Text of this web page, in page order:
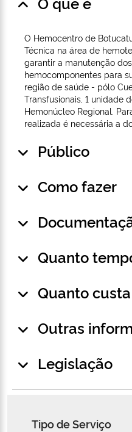
O Hemocentro de
Técnica na área de
garantir a manutenção
hemocomponentes para
região de saúde - pólo
Transfusionais, 1 unidade
Hemonúcleo Regional.
realizada é necessária a
Público
Como fazer
Quanto
Quanto custa
Outras
Legislação
Tipo de Serviço